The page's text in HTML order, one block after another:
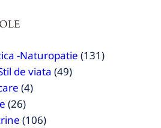
-Naturopatie (131)
de viata (49)
(4)
(26)
(106)